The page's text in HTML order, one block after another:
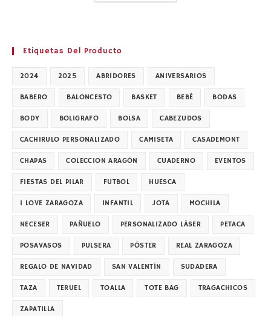
Etiquetas Del Producto
2024 2025 ABRIDORES ANIVERSARIOS
BABERO BALONCESTO BASKET BEBÉ BODAS
BODY BOLIGRAFO BOLSA CABEZUDOS
CACHIRULO PERSONALIZADO CAMISETA CASADEMONT
CHAPAS COLECCION ARAGÓN CUADERNO EVENTOS
FIESTAS DEL PILAR FUTBOL HUESCA
I LOVE ZARAGOZA INFANTIL JOTA MOCHILA
NECESER PAÑUELO PERSONALIZADO LÁSER PETACA
POSAVASOS PULSERA PÓSTER REAL ZARAGOZA
REGALO DE NAVIDAD SAN VALENTÍN SUDADERA
TAZA TERUEL TOALLA TOTE BAG TRAGACHICOS
ZAPATILLA